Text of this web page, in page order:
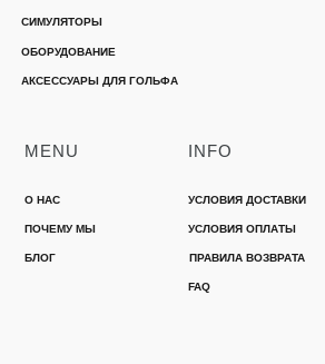
О НАС
ПОЧЕМУ МЫ
MENU
БЛОГ
УСЛОВИЯ ДОСТАВКИ
УСЛОВИЯ ОПЛАТЫ
INFO
FAQ
АКСЕССУАРЫ ДЛЯ ГОЛЬФА
СИМУЛЯТОРЫ
ОБОРУДОВАНИЕ
ПРАВИЛА ВОЗВРАТА